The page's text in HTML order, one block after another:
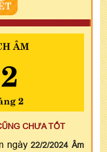
ÂM
2
CHƯA TỐT
ngày22/2/2024 Âm